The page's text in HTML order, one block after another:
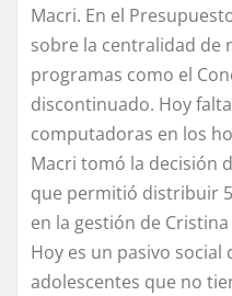
Macri. En el
sobre la centralidad de
programas como el
discontinuado. Hoy
computadoras en los
Macri tomó la decisión
que permitió distribuir
en la gestión de
Hoy es un pasivo
adolescentes que no